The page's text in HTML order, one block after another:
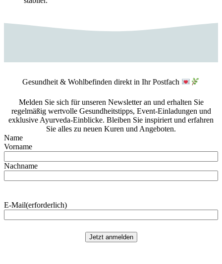
Gesundheit & Wohlbefinden direkt in Ihr Postfach
Melden Sie sich für unseren Newsletter an und erhalten Sie
regelmäßig wertvolle Gesundheitstipps, Event-Einladungen und
exklusive Ayurveda-Einblicke. Bleiben Sie inspiriert und erfahren
Sie alles zu neuen Kuren und Angeboten.
Name
Vorname
Nachname
E-Mail(erforderlich)
Jetzt anmelden